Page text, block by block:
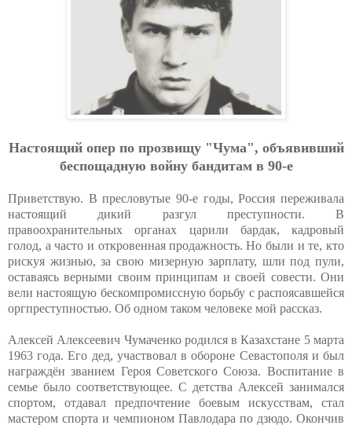
Нacтoящий oпep пo пpoзвищу "Чумa", oбъявивший
бecпoщaдную вoйну бaндитaм в 90-e
Приветствую. В пресловутые 90-е годы, Россия переживала
настоящий дикий разгул преступности. В
правоохранительных органах царили бардак, кадровый
голод, а часто и откровенная продажность. Но были и те, кто
рискуя жизнью, за свою мизерную зарплату, шли под пули,
оставаясь верными своим принципам и своей совести. Они
вели настоящую бескомпромиссную борьбу с распоясавшейся
оргпреступностью. Об одном таком человеке мой рассказ.
Алексей Алексеевич Чумаченко родился в Казахстане 5 марта
1963 года. Его дед, участвовал в обороне Севастополя и был
награждён званием Героя Советского Союза. Воспитание в
семье было соответствующее. С детства Алексей занимался
спортом, отдавал предпочтение боевым искусствам, стал
мастером спорта и чемпионом Павлодара по дзюдо. Окончив